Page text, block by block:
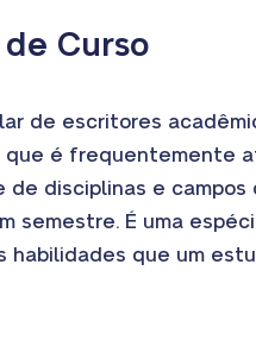
Curso
de escritores
é frequentemente
de disciplinas e
semestre. É uma
habilidades que um